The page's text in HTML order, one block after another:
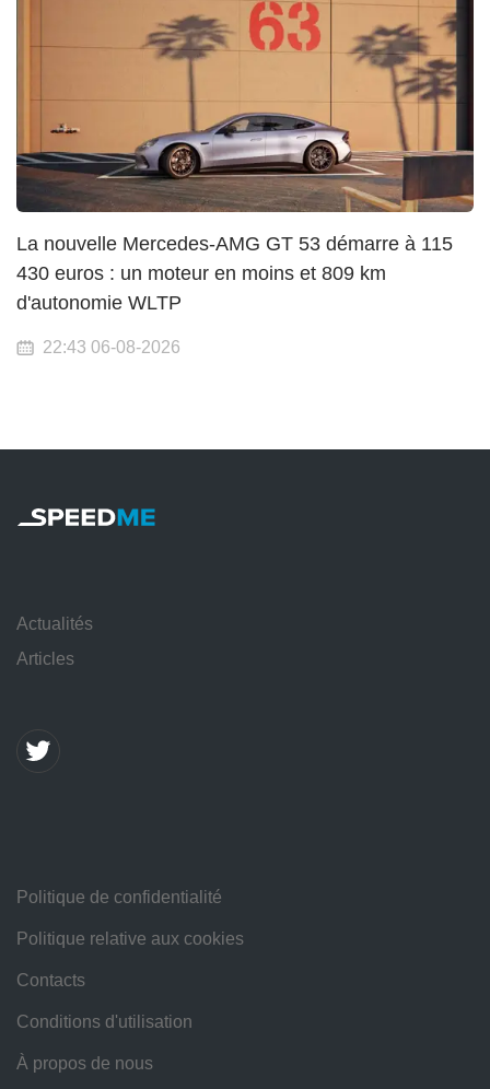
La nouvelle Mercedes-AMG GT 53 démarre à 115
430 euros : un moteur en moins et 809 km
d'autonomie WLTP
22:43 06-08-2026
Actualités
Articles
Politique de confidentialité
Politique relative aux cookies
Contacts
Conditions d'utilisation
À propos de nous